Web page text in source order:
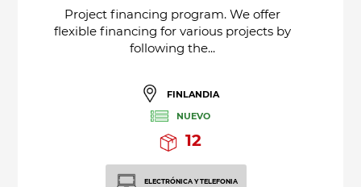
Project financing program. We offer
flexible financing for various projects by
following the...
FINLANDIA
NUEVO
12
ELECTRÓNICA Y TELEFONIA